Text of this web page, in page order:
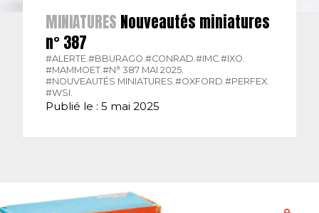
MINIATURES Nouveautés miniatures
n° 387
#ALERTE.#BBURAGO.#CONRAD.#IMC.#IXO.
#MAMMOET.#N° 387 MAI 2025.
#NOUVEAUTÉS MINIATURES.#OXFORD.#PERFEX.
#WSI.
Publié le : 5 mai 2025